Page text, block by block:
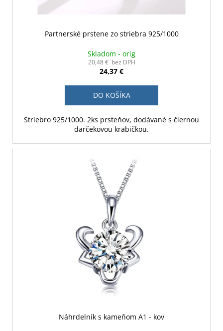
Partnerské prstene zo striebra 925/1000
Skladom - orig
20,48 € bez DPH
24,37 €
DO KOŠÍKA
Striebro 925/1000. 2ks prsteňov, dodávané s čiernou
darčekovou krabičkou.
Náhrdelník s kameňom A1 - kov